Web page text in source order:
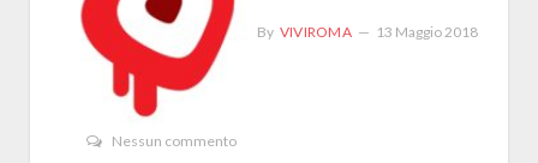
By VIVIROMA 13 Maggio 2018
Nessun commento